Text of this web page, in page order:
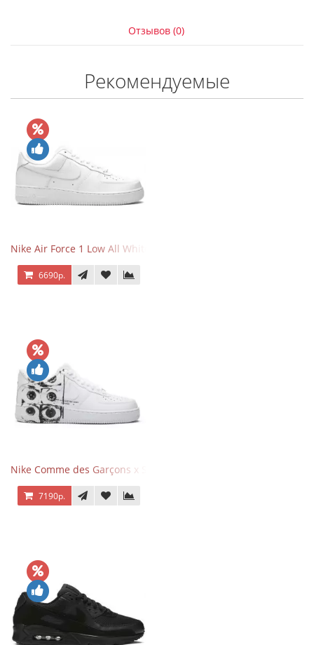
Отзывов (0)
Рекомендуемые
Nike Air Force 1 Low All White
6690р.
Nike Comme des Garçons x Supreme x Air Force 1 Low Eyes
7190р.